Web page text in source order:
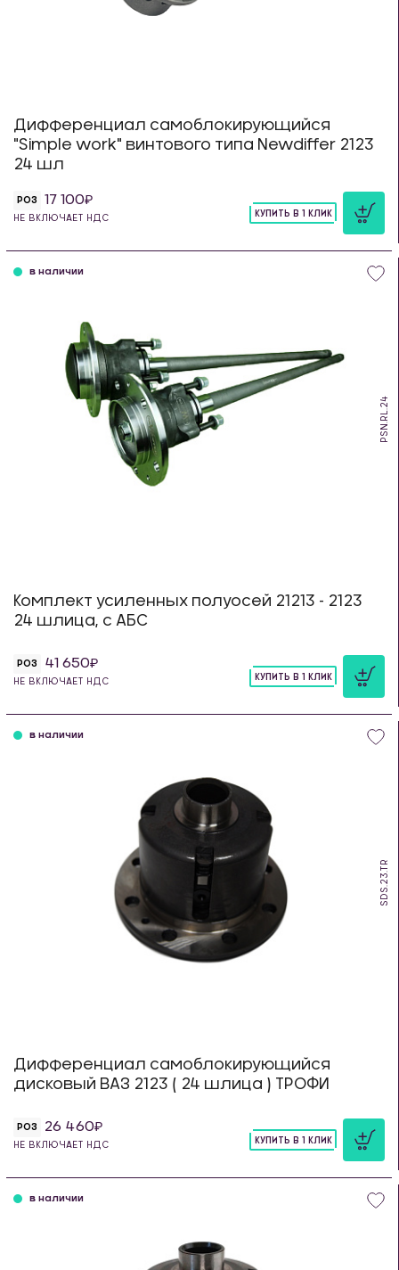
Дифференциал самоблокирующийся
"Simple work" винтового типа Newdiffer 2123
24 шл
РОЗ 17 100
НЕ ВКЛЮЧАЕТ НДС
КУПИТЬ В 1 КЛИК
PSN.RL.24
в наличии
Комплект усиленных полуосей 21213 - 2123
24 шлица, с АБС
РОЗ 41 650
НЕ ВКЛЮЧАЕТ НДС
КУПИТЬ В 1 КЛИК
SDS.23.TR
в наличии
Дифференциал самоблокирующийся
дисковый ВАЗ 2123 ( 24 шлица ) ТРОФИ
РОЗ 26 460
НЕ ВКЛЮЧАЕТ НДС
КУПИТЬ В 1 КЛИК
в наличии